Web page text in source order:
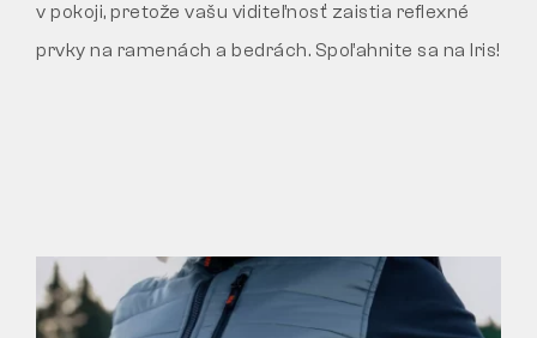
v pokoji, pretože vašu viditeľnosť zaistia reflexné
prvky na ramenách a bedrách. Spoľahnite sa na Iris!